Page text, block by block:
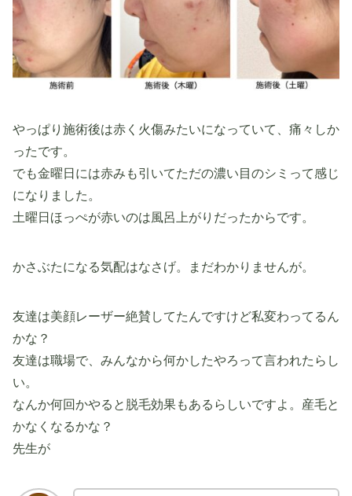
やっぱり施術後は赤く火傷みたいになっていて、痛々しか
ったです。
でも金曜日には赤みも引いてただの濃い目のシミって感じ
になりました。
土曜日ほっぺが赤いのは風呂上がりだったからです。
かさぶたになる気配はなさげ。まだわかりませんが。
友達は美顔レーザー絶賛してたんですけど私変わってるん
かな？
友達は職場で、みんなから何かしたやろって言われたらし
い。
なんか何回かやると脱毛効果もあるらしいですよ。産毛と
かなくなるかな？
先生が